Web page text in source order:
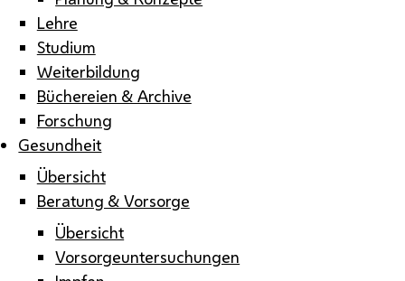
Lehre
Studium
Weiterbildung
Büchereien & Archive
Forschung
Gesundheit
Übersicht
Beratung & Vorsorge
Übersicht
Vorsorgeuntersuchungen